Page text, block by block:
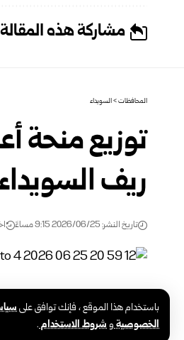
باستخدام هذا الموقع ، فإنك توافق على
الخصوصيةوشروط الاستخدام.
مشاركة هذه المقالة
المحافظات>السويداء
توزيع منحة
ريف
تاريخ النشر: 2026/06/25 9:15 مساءً
السويداء-سانا‏
باشرت الجهات المعنية في